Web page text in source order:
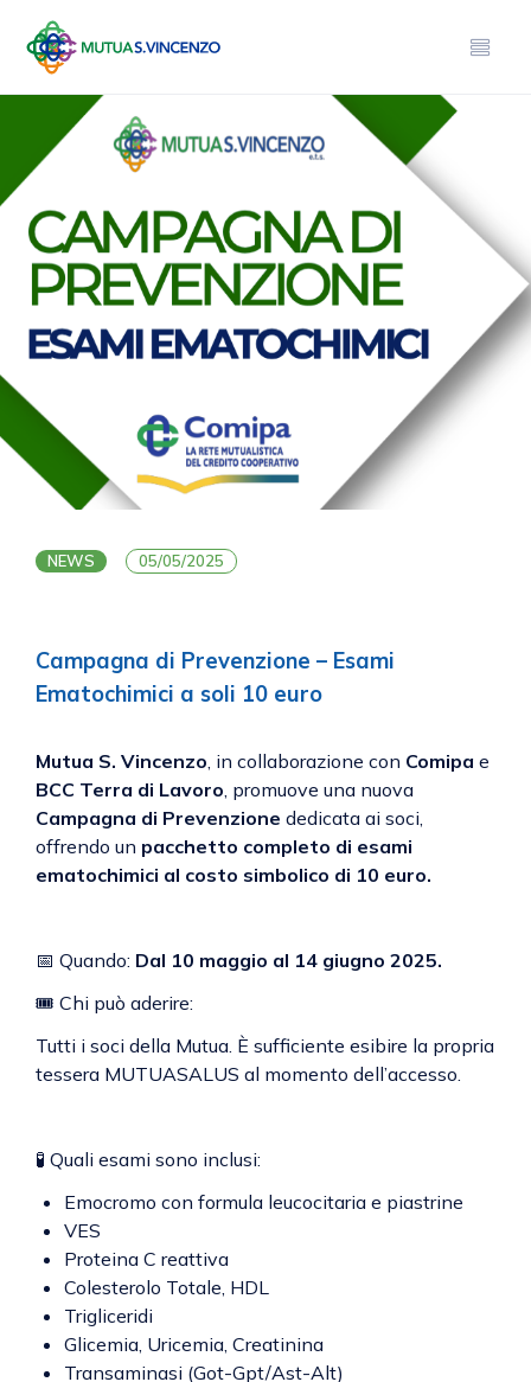
NEWS 05/05/2025
Campagna di Prevenzione – Esami
Ematochimici a soli 10 euro
Mutua S. Vincenzo, in collaborazione con Comipa e
BCC Terra di Lavoro, promuove una nuova
Campagna di Prevenzione dedicata ai soci,
offrendo un pacchetto completo di esami
ematochimici al costo simbolico di 10 euro.
📅 Quando: Dal 10 maggio al 14 giugno 2025.
🎟 Chi può aderire:
Tutti i soci della Mutua. È sufficiente esibire la propria
tessera MUTUASALUS al momento dell’accesso.
🧪 Quali esami sono inclusi:
Emocromo con formula leucocitaria e piastrine
VES
Proteina C reattiva
Colesterolo Totale, HDL
Trigliceridi
Glicemia, Uricemia, Creatinina
Transaminasi (Got-Gpt/Ast-Alt)